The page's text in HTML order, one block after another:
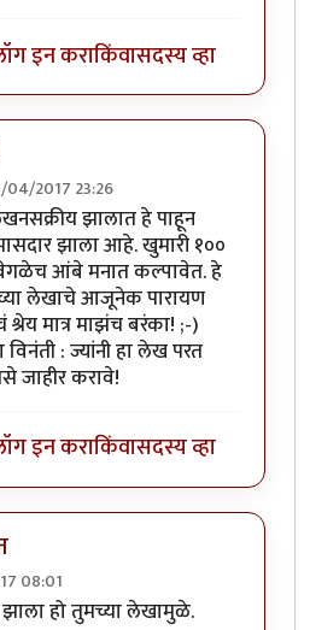
इन कराकिंवासदस्य व्हा
2017 23:26
झालात हे पाहून
झाला आहे. खुमारी १००
वेगळेच आंबे मनात कल्पावेत. हे
लेखाचे आजूनेक पारायण
श्रेय मात्र माझंच बरंका! ;-)
: ज्यांनी हा लेख परत
जाहीर करावे!
इन कराकिंवासदस्य व्हा
08:01
हो तुमच्या लेखामुळे.